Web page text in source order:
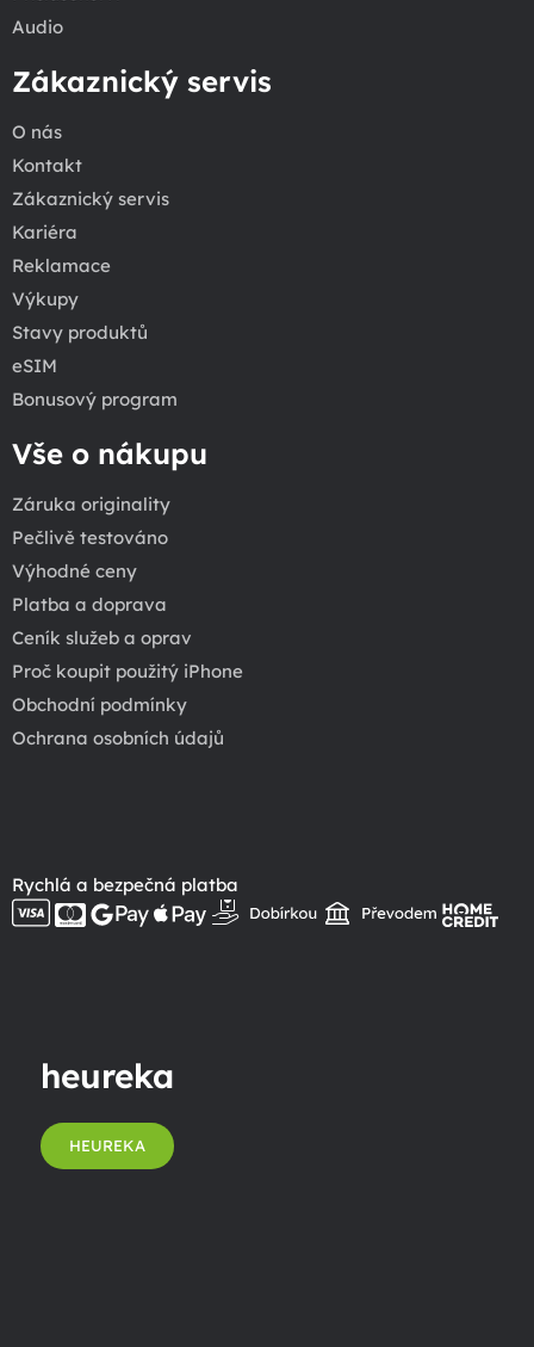
Audio
Zákaznický servis
O nás
Kontakt
Zákaznický servis
Kariéra
Reklamace
Výkupy
Stavy produktů
eSIM
Bonusový program
Vše o nákupu
Záruka originality
Pečlivě testováno
Výhodné ceny
Platba a doprava
Ceník služeb a oprav
Proč koupit použitý iPhone
Obchodní podmínky
Ochrana osobních údajů
Rychlá a bezpečná platba
heureka
HEUREKA